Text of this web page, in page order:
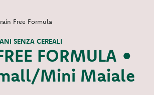
Free Formula
FORMULA •
Mini Maiale
SENZA CEREALI